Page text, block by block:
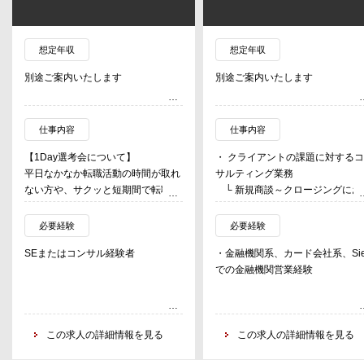
想定年収
別途ご案内いたします
仕事内容
【1Day選考会について】
平日なかなか転職活動の時間が取れ
ない方や、サクッと短期間で転職先
を決めたい方へ。
1日で選考が終了する“1day選考
会”のご案内です。
・7月11日（土）10：00～17：00
必要経験
SEまたはコンサル経験者
この求人の詳細情報を見る
想定年収
別途ご案内いたします
仕事内容
・ クライアントの課題に対する
サルティング業務
└ 新規商談～クロージングにお
るシナリオプランの企画立案・提
└ 受注後の中長期的な事業成長
援（アップセル・クロスセルなど
└ ステークホルダーを巻き込み
がらプロジェクトを主体的にリー
必要経験
・金融機関系、カード会社系、
での金融機関営業経験
この求人の詳細情報を見る